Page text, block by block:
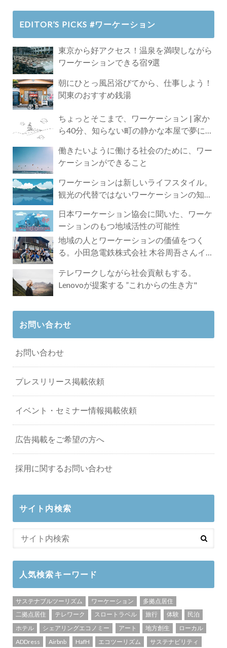
EDITOR’S PICKS #ワーケーション
東京から好アクセス！温泉を満喫しながら
ワーケーションできる宿9選
朝にひとっ風呂浴びてから、仕事しよう！
関東のおすすめ銭湯
ちょっとそこまで、ワーケーション | 家か
ら40分、知らない町の静かな本屋で夢に近
働きたいように働ける社会のために、ワー
ケーションができること
ワーケーションは新しいライフスタイル。
観光の代替ではないワーケーションの知ら
日本ワーケーション協会に聞いた、ワーケ
ーションのもつ地域活性の可能性
地域の人とワーケーションの価値をつく
る。小田急電鉄株式会社 木谷周吾さんイン
テレワークしながら社会貢献もする。
Lenovoが提案する ”これからの生き方"
お問い合わせ
お問い合わせ
プレスリリース掲載依頼
イベント・セミナー情報掲載依頼
広告掲載をご希望の方へ
採用に関するお問い合わせ
サイト内検索
人気検索キーワード
サステナブルツーリズム ワーケーション
多拠点居住
二拠点居住
テレワーク スロートラベル 旅行 体験
民泊
ホテル
シェアリングエコノミー アート 地方創生
ローカル
ADDress
Airbnb HafH エコツーリズム サステナビリティ